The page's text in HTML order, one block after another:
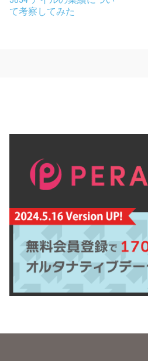
て考察してみた